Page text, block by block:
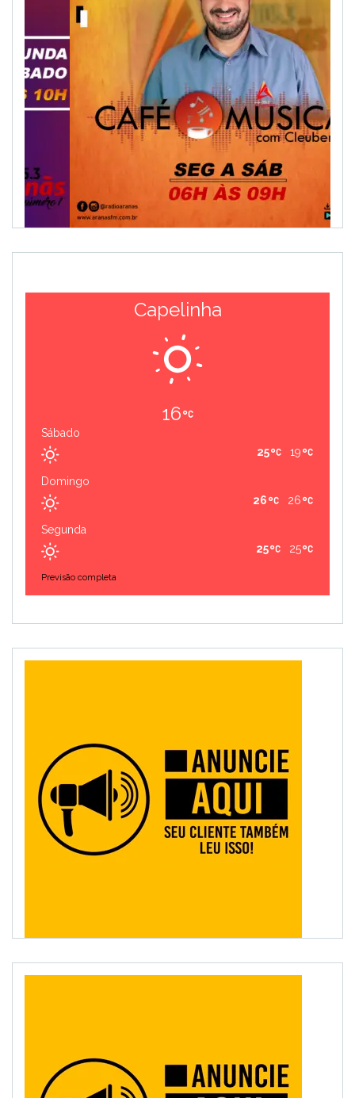
visitante. As vítimas foram agredidas
com coronhadas e tiveram R$250 reais
e um celular roubados. Após a fuga
dos bandidos, as vítimas foram
socorridas por vizinhos e levadas para
o hospital Dr Afonso Pavie. O idoso não
resistiu aos ferimentos e morreu.
Ainda conforme a PM, durante
diligências, um dos homens foi
encontrado e preso. A Polícia Civil
Capelinha
16
Sábado
19
25
Domingo
26
26
Segunda
25
25
Previsão completa